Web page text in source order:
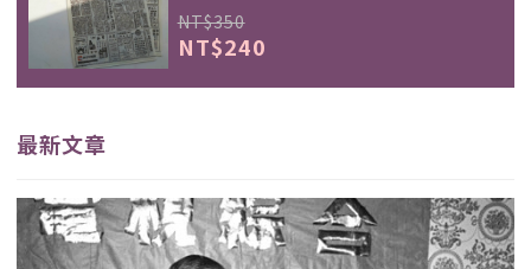
NT$350
NT$240
最新文章